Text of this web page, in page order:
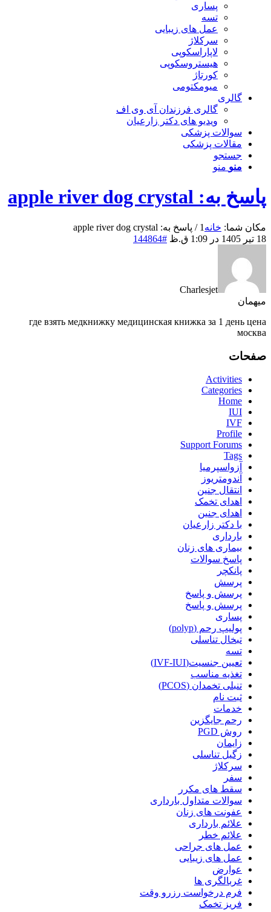
پساری
تسه
عمل های زیبایی
سرکلاژ
لاپاراسکوپی
هیستروسکوپی
کورتاژ
میومکتومی
گالری
گالری فرزندان آی وی اف
ویدیو های دکتر زارعیان
سوالات پزشکی
مقالات پزشکی
جستجو
منو منو
پاسخ به: apple river dog crystal
مکان شما: خانه 1
/ پاسخ به: apple river dog crystal
18 تیر 1405 در 1:09 ق.ظ
#144864
Charlesjet
میهمان
где взять медкнижку медицинская книжка за 1 день цена
москва
صفحات
Activities
Categories
Home
IUI
IVF
Profile
Support Forums
Tags
آزواسپرمیا
آندومتریوز
انتقال جنین
اهدای تخمک
اهدای جنین
با دکتر زارعیان
بارداری
بیماری های زنان
پاسخ سوالات
پانکچر
پرسش
پرسش و پاسخ
پرسش و پاسخ
پساری
پولیپ رحم (polyp)
تبخال تناسلی
تسه
تعیین جنسیت(IVF-IUI)
تغذیه مناسب
تنبلی تخمدان (PCOS)
ثبت نام
خدمات
رحم جایگزین
روش PGD
زایمان
زگیل تناسلی
سرکلاژ
سفر
سقط های مکرر
سوالات متداول بارداری
عفونت های زنان
علائم بارداری
علائم خطر
عمل های جراحی
عمل های زیبایی
عوارض
غربالگری ها
فرم درخواست رزرو وقت
فریز تخمک